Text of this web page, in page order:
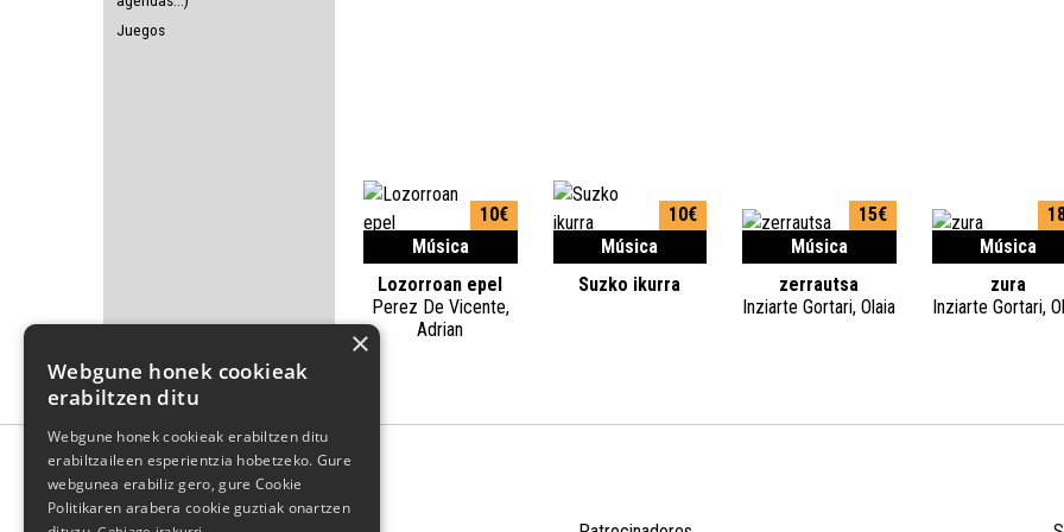
Juegos
Música
10€
Lozorroan epel
Perez De Vicente,
Adrian
Música
10€
Suzko ikurra
Música
15€
zerrautsa
Inziarte Gortari, Olaia
Música
zura
Inziarte Gortari,
×
Webgune honek cookieak
erabiltzen ditu
Webgune honek cookieak erabiltzen ditu
erabiltzaileen esperientzia hobetzeko. Gure
webgunea erabiliz gero, gure Cookie
Politikaren arabera cookie guztiak onartzen